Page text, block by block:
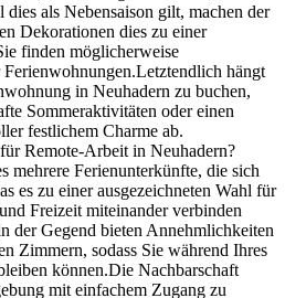
als Nebensaison gilt, machen der
Dekorationen dies zu einer
finden möglicherweise
hängt
in Neuhadern zu buchen,
Sommeraktivitäten oder einen
festlichem Charme ab.
Remote-Arbeit in Neuhadern?
mehrere Ferienunterkünfte, die sich
es zu einer ausgezeichneten Wahl für
Freizeit miteinander verbinden
der Gegend bieten Annehmlichkeiten
Zimmern, sodass Sie während Ihres
können.Die Nachbarschaft
mit einfachem Zugang zu